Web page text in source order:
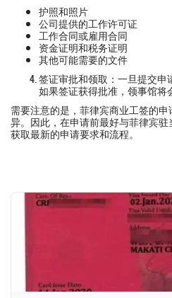
护照和照片
公司提供的工作许可证
工作合同或雇用合同
资金证明和税务证明
其他可能需要的文件
签证审批和领取：一旦提交申
如果签证获得批准，领事馆将
需要注意的是，菲律宾商业工签的
异。因此，在申请前最好与菲律宾驻
获取最新的申请要求和流程。